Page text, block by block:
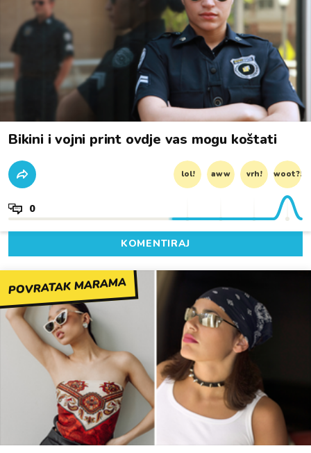
Bikini i vojni print ovdje vas mogu koštati
lol! aww vrh! woot?!
0
KOMENTIRAJ
POVRATAK MARAMA